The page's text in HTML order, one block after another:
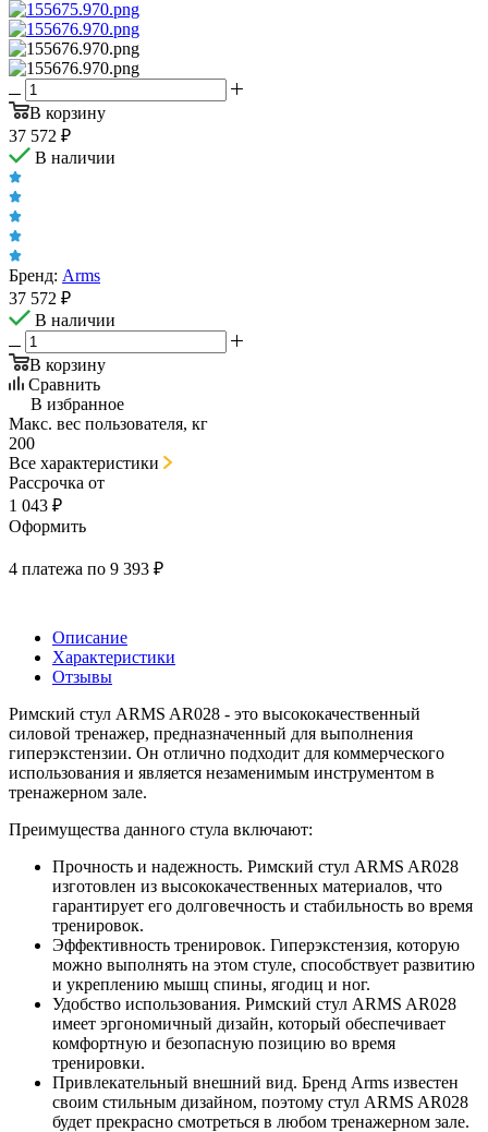
В корзину
37 572 ₽
В наличии
Бренд: Arms
37 572 ₽
В наличии
В корзину
Сравнить
В избранное
Макс. вес пользователя, кг
200
Все характеристики
Рассрочка от
1 043 ₽
Оформить
4 платежа по 9 393 ₽
Описание
Характеристики
Отзывы
Римский стул ARMS AR028 - это высококачественный
силовой тренажер, предназначенный для выполнения
гиперэкстензии. Он отлично подходит для коммерческого
использования и является незаменимым инструментом в
тренажерном зале.
Преимущества данного стула включают:
Прочность и надежность. Римский стул ARMS AR028
изготовлен из высококачественных материалов, что
гарантирует его долговечность и стабильность во время
тренировок.
Эффективность тренировок. Гиперэкстензия, которую
можно выполнять на этом стуле, способствует развитию
и укреплению мышц спины, ягодиц и ног.
Удобство использования. Римский стул ARMS AR028
имеет эргономичный дизайн, который обеспечивает
комфортную и безопасную позицию во время
тренировки.
Привлекательный внешний вид. Бренд Arms известен
своим стильным дизайном, поэтому стул ARMS AR028
будет прекрасно смотреться в любом тренажерном зале.